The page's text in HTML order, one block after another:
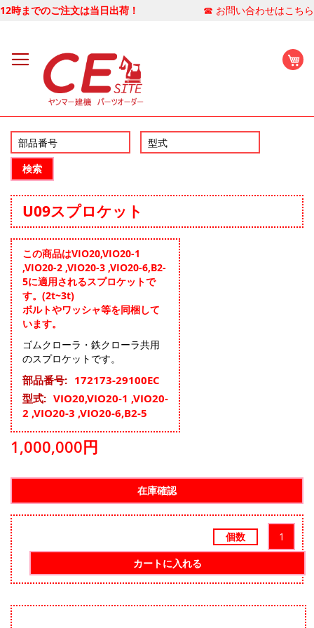
12時までのご注文は当日出荷！ ☎ お問い合わせはこちら
検索
U09スプロケット
この商品はVIO20,VIO20-1
,VIO20-2 ,VIO20-3 ,VIO20-6,B2-
5に適用されるスプロケットで
す。(2t~3t)
ボルトやワッシャ等を同梱して
います。
ゴムクローラ・鉄クローラ共用
のスプロケットです。
そ
の
他
情
報
172173-29100EC
VIO20,VIO20-1 ,VIO20-
2 ,VIO20-3 ,VIO20-6,B2-5
1,000,000円
個数
カートに入れる
Skip